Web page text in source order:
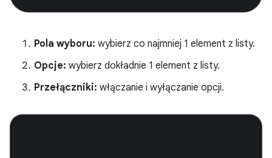
Pola wyboru: wybierz co najmniej 1 element z listy.
Opcje: wybierz dokładnie 1 element z listy.
Przełączniki: włączanie i wyłączanie opcji.